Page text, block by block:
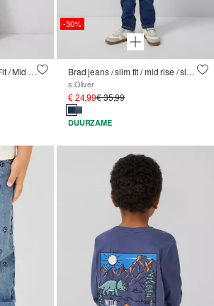
Jeans Baggy / Relaxed Fit / Mid Rise / Wijde Pijp / Zachte &amp; Warme Binnenkant
-30%
Brad jeans / slim fit / mid rise / slanke pijp / wijdteverstelling aan binnenkant / zachte &amp; warme binnenkant
s.Oliver
€ 24,99€ 35,99
DUURZAME